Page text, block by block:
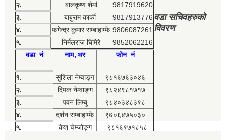
२.
बालकृष्ण शेर्मा
9817919620
३.
बाबुराम कार्की
9817913776
४.
फगेन्द्र कुमार सम्बाहाम्फे 9806087261
५.
निर्मलराज घिमिरे 9852062216
वडा सचिवहरुको
विवरण
वडा नं नाम,थर फोन नं
१. सुशिला नेम्वाङ्ग
९८१६७६३०४६
२.
दिपक नेम्वाङ्ग
९८२४९८१७१७
३.
पवन लिम्बु
९८४०३४८३९८
४.
दर्शन सम्बाहाम्फे
९७०६४७५०३०
५.
केश चेम्जोङ्ग ९८१६९७१८५८